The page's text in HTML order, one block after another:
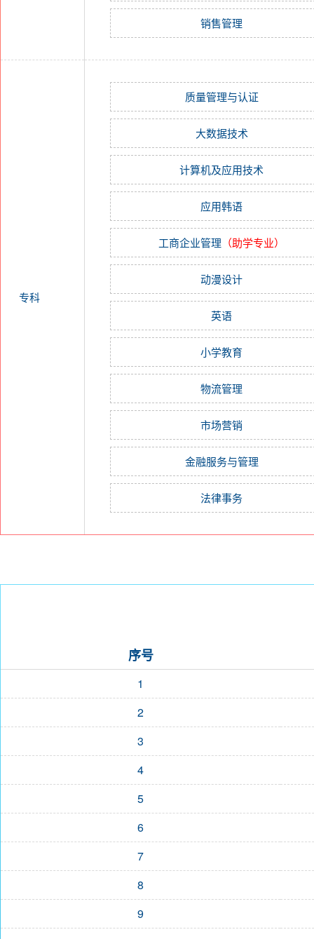
销售管理
专科
质量管理与认证
大数据技术
计算机及应用技术
应用韩语
工商企业管理 （助学专业）
动漫设计
英语
小学教育
物流管理
市场营销
金融服务与管理
法律事务
序号
1
2
3
4
5
6
7
8
9